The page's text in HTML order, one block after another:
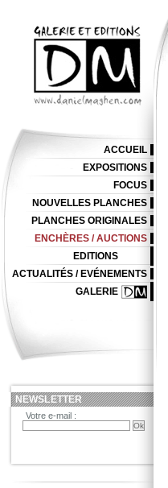
ACCUEIL
EXPOSITIONS
FOCUS
NOUVELLES PLANCHES
PLANCHES ORIGINALES
ENCHÈRES / AUCTIONS
EDITIONS
ACTUALITÉS / EVÉNEMENTS
GALERIE
NEWSLETTER
Votre e-mail :